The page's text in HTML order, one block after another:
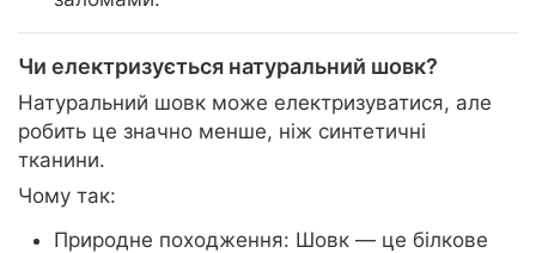
Чи електризується натуральний шовк?
Натуральний шовк може електризуватися, але
робить це значно менше, ніж синтетичні
тканини.
Чому так:
Природне походження: Шовк — це білкове